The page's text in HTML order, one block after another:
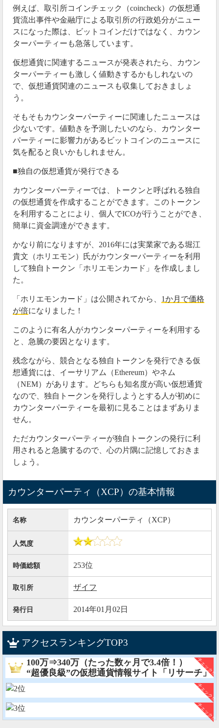
例えば、取引所コインチェック（coincheck）の仮想通
貨流出事件や金融庁による取引所の行政処分がニュー
スになった際は、ビットコインだけではなく、カウン
ターパーティーも急落しています。
仮想通貨に関連するニュースが発表されたら、カウン
ターパーティーも激しく値動きするかもしれないの
で、仮想通貨関連のニュースも収集しておきましょ
う。
そもそもカウンターパーティーに関連したニュースは
少ないです。値動きを予測したいのなら、カウンター
パーティーに影響力があるビットコインのニュースに
気を配ると良いかもしれません。
■独自の仮想通貨が発行できる
カウンターパーティーでは、トークンと呼ばれる独自
の仮想通貨を作成することができます。このトークン
を利用することにより、個人でICOが行うことができ、
簡単に資金調達ができます。
かなり前になりますが、2016年には実業家である堀江
貴文（ホリエモン）氏がカウンターパーティーを利用
して独自トークン「ホリエモンカード」を作成しまし
た。
「ホリエモンカード」は公開されてから、 1か月で価格
が倍になりました！
このように有名人がカウンターパーティーを利用する
と、急騰の要因となります。
残念ながら、競合となる独自トークンを発行できる仮
想通貨には、イーサリアム（Ethereum）やネム
（NEM）があります。どちらも知名度が高い仮想通貨
なので、独自トークンを発行しようとする人が初めに
カウンターパーティーを最初に見ることはまずありま
せん。
ただカウンターパーティーが独自トークンの発行に利
用されると急騰するので、心の片隅に記憶しておきま
しょう。
カウンターパーティ（XCP）の基本情報
名称 カウンターパーティ（XCP）
人気度
時価総額 253位
取引所 ザイフ
発行日 2014年01月02日
アクセスランキングTOP3
100万⇒340万（たった数ヶ月で3.4倍！）
“超優良級”の仮想通貨情報サイト「リサーチ」